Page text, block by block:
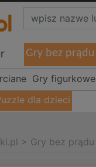
Gry bez prądu
Gry figurkowe
dla dzieci
> Gry bez prądu